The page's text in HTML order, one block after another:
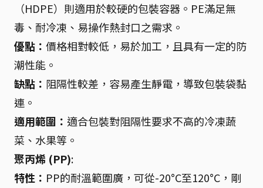
（HDPE）則適用於較硬的包裝容器。PE滿足無
毒、耐冷凍、易操作熱封口之需求。
優點： 價格相對較低，易於加工，且具有一定的防
潮性能。
缺點： 阻隔性較差，容易產生靜電，導致包裝袋黏
連。
適用範圍： 適合包裝對阻隔性要求不高的冷凍蔬
菜、水果等。
聚丙烯 (PP):
特性： PP的耐溫範圍廣，可從-20°C至120°C，剛